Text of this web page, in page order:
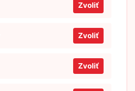
Zvoliť
Zvoliť
Zvoliť